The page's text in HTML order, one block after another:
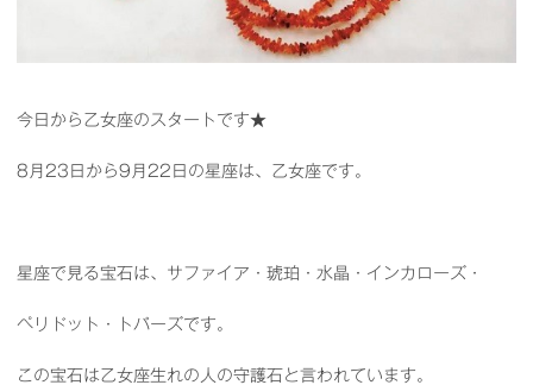
今日から乙女座のスタートです★
8月23日から9月22日の星座は、乙女座です。
星座で見る宝石は、サファイア・琥珀・水晶・インカローズ・
ペリドット・トパーズです。
この宝石は乙女座生れの人の守護石と言われています。